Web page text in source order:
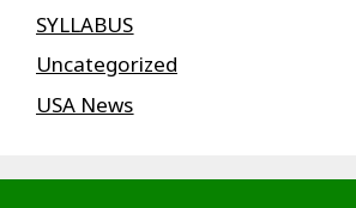
SYLLABUS
Uncategorized
USA News